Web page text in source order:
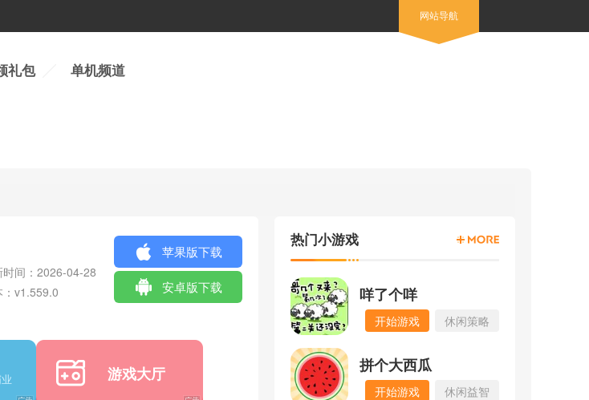
网站导航
礼包 单机频道
苹果版下载
安卓版下载
间： 2026-04-28
v1.559.0
游戏大厅
热门小游戏
咩了个咩
开始游戏 休闲策略
拼个大西瓜
开始游戏 休闲益智